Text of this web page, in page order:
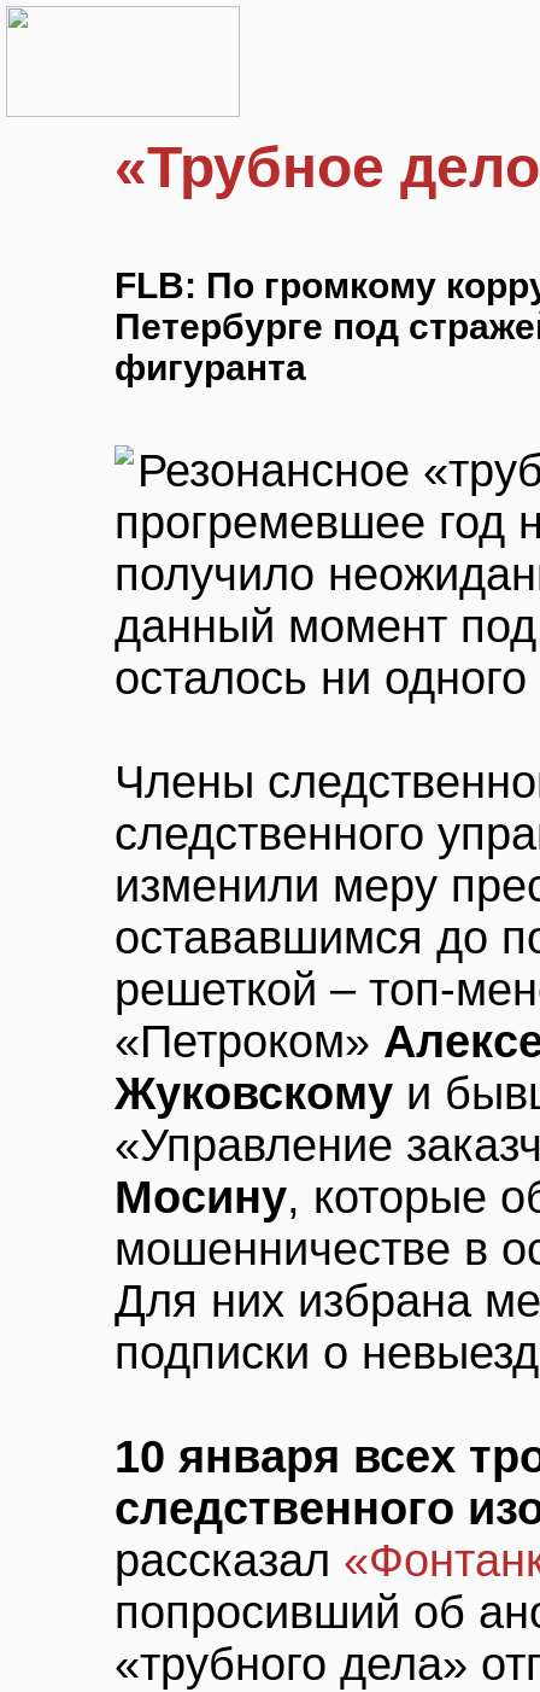
«Трубное
FLB: По громкому
Петербурге под
фигуранта
Резонансное
прогремевшее год
получило
данный момент
осталось ни
Члены
следственного
изменили меру
остававшимся до
решеткой – топ-
«Петроком»
Жуковскому и
«Управление
Мосину, которые
мошенничестве в
Для них избрана
подписки о
10 января всех
следственного
рассказал
попросивший об
«трубного дела»